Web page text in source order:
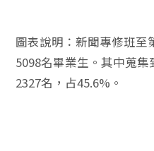
圖表說明：新聞專修班至
5098名畢業生。其中蒐
2327名，占45.6%。